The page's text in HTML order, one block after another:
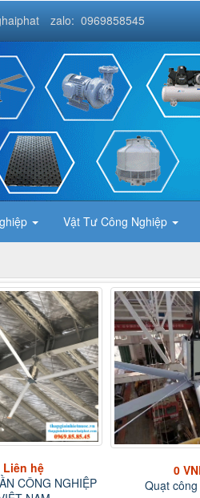
Vật Tư Công Nghiệp
zalo: 0969858545
0 VND
công nghiệp
0